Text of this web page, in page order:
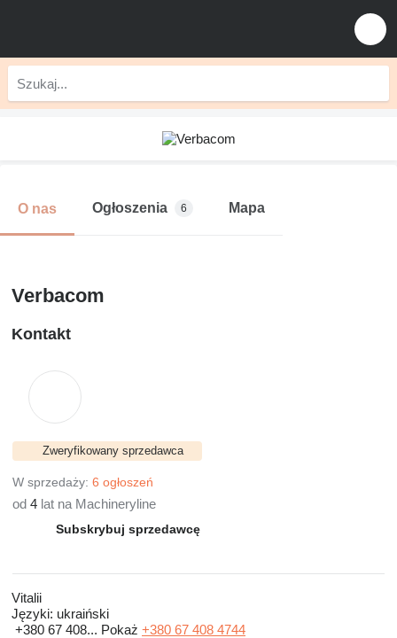
O nas Ogłoszenia 6 Mapa
Verbacom
Kontakt
Zweryfikowany sprzedawca
W sprzedaży: 6 ogłoszeń
od 4 lat na Machineryline
Subskrybuj sprzedawcę
Vitalii
Języki: ukraiński
+380 67 408... Pokaż +380 67 408 4744